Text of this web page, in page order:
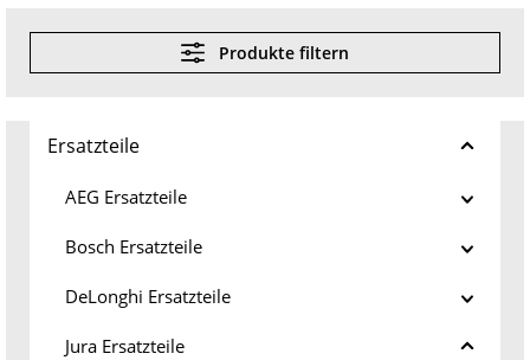
Produkte filtern
Ersatzteile
AEG Ersatzteile
Bosch Ersatzteile
DeLonghi Ersatzteile
Jura Ersatzteile